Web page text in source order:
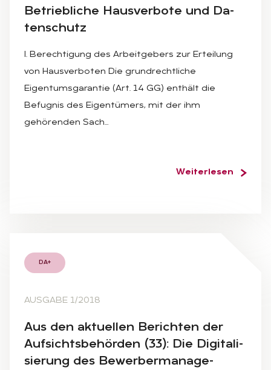
Be­trieb­li­che Haus­ver­bo­te und Da­
ten­schutz
I. Berechtigung des Arbeitgebers zur Erteilung
von Hausverboten Die grundrechtliche
Eigentumsgarantie (Art. 14 GG) enthält die
Befugnis des Eigentümers, mit der ihm
gehörenden Sach…
Weiterlesen
DA+
AUSGABE 1/2018
Aus den ak­tu­el­len Be­rich­ten der
Auf­sichts­be­hör­den (33): Die Di­gi­ta­li­
sie­rung des Be­wer­ber­ma­nage­